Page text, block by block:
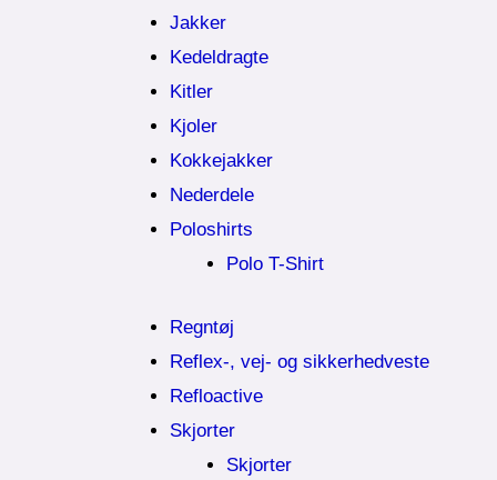
Jakker
Kedeldragte
Kitler
Kjoler
Kokkejakker
Nederdele
Poloshirts
Polo T-Shirt
Regntøj
Reflex-, vej- og sikkerhedveste
Refloactive
Skjorter
Skjorter